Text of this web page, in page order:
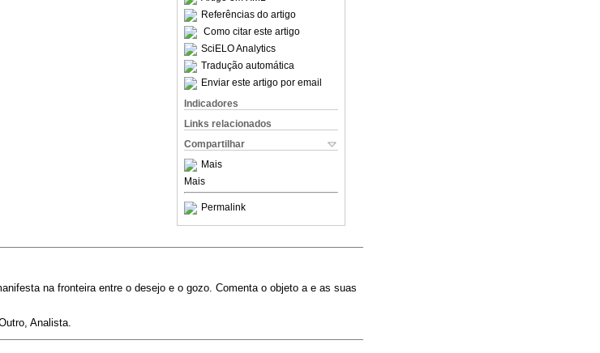
Referências do artigo
Como citar este artigo
SciELO Analytics
Tradução automática
Enviar este artigo por email
Indicadores
Links relacionados
Compartilhar
Mais
Mais
Permalink
na fronteira entre o desejo e o gozo. Comenta o objeto a e as suas
Analista.